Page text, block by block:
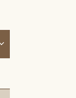
冪)
按發佈時間